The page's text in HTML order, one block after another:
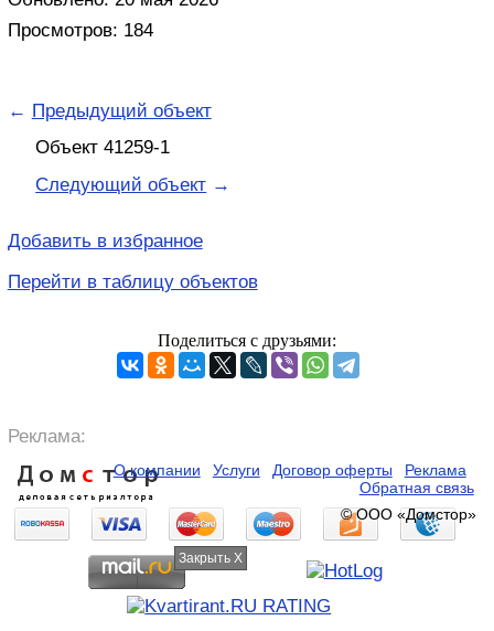
Просмотров: 184
← Предыдущий объект
Объект 41259-1
Следующий объект →
Добавить в избранное
Перейти в таблицу объектов
Поделиться с друзьями:
Реклама:
Домс тор
деловая сеть риэлтора
О компании Услуги Договор оферты
Реклама
Обратная связь
© ООО «Домстор»
Закрыть X